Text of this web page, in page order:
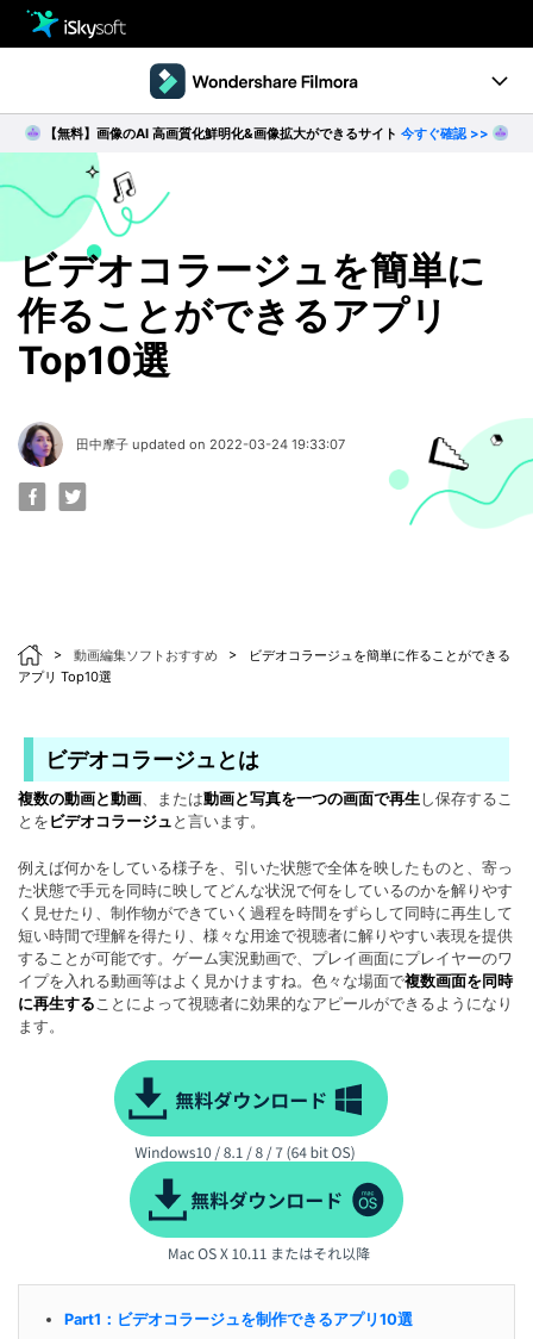
Utility
製品活用事例
ストア
ダウンロード
サポート
製品ページ
Filmstock
操作ガイド
動作環境
動画編集の基本とコツ
無料ダウンロード
【無料】画像のAI 高画質化鮮明化&画像拡大ができるサイト 今すぐ確認 >>
ビデオコラージュを簡単に
作ることができるアプリ
Top10選
田中摩子 updated on 2022-03-24 19:33:07
> 動画編集ソフトおすすめ >
ビデオコラージュを簡単に作ることができる
アプリ Top10選
ビデオコラージュとは
複数の動画と動画、または動画と写真を一つの画面で再生し保存するこ
とを ビデオコラージュ と言います。
例えば何かをしている様子を、引いた状態で全体を映したものと、寄っ
た状態で手元を同時に映してどんな状況で何をしているのかを解りやす
く見せたり、制作物ができていく過程を時間をずらして同時に再生して
短い時間で理解を得たり、様々な用途で視聴者に解りやすい表現を提供
することが可能です。ゲーム実況動画で、プレイ画面にプレイヤーのワ
イプを入れる動画等はよく見かけますね。色々な場面で複数画面を同時
に再生する ことによって視聴者に効果的なアピールができるようになり
ます。
Part1：ビデオコラージュを制作できるアプリ10選